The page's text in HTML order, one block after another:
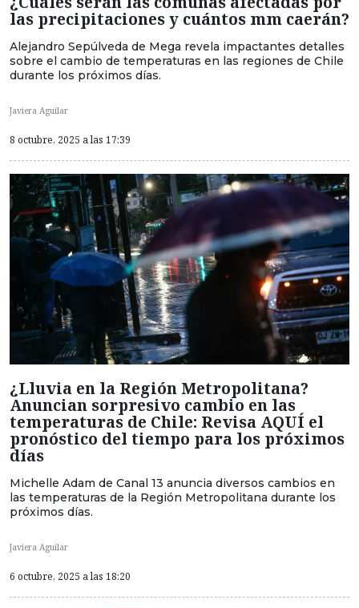
las precipitaciones y cuántos mm caerán?
Alejandro Sepúlveda de Mega revela impactantes detalles
sobre el cambio de temperaturas en las regiones de Chile
durante los próximos días.
Javiera Aguilar
8 octubre, 2025 a las 17:39
¿Lluvia en la Región Metropolitana?
Anuncian sorpresivo cambio en las
temperaturas de Chile: Revisa AQUÍ el
pronóstico del tiempo para los próximos
días
Michelle Adam de Canal 13 anuncia diversos cambios en
las temperaturas de la Región Metropolitana durante los
próximos días.
Javiera Aguilar
6 octubre, 2025 a las 18:20